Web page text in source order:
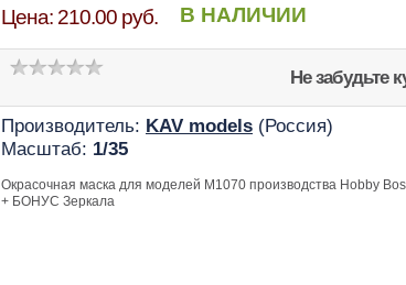
Цена: 210.00 руб. В НАЛИЧИИ
Не забудьте
Производитель: KAV models (Россия)
Масштаб: 1/35
Окрасочная маска для моделей M1070 производства Hobby
+ БОНУС Зеркала